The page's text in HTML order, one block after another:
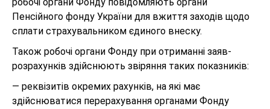
Пенсійного фонду України для вжиття заходів щодо
сплати страхувальником єдиного внеску.
Також робочі органи Фонду при отриманні заяв-
розрахунків здійснюють звіряння таких показників:
— реквізитів окремих рахунків, на які має
здійснюватися перерахування органами Фонду